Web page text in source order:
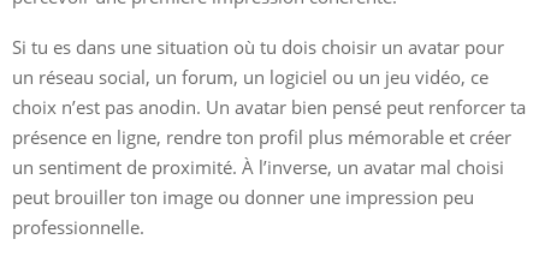
Si tu es dans une situation où tu dois choisir un avatar pour
un réseau social, un forum, un logiciel ou un jeu vidéo, ce
choix n’est pas anodin. Un avatar bien pensé peut renforcer ta
présence en ligne, rendre ton profil plus mémorable et créer
un sentiment de proximité. À l’inverse, un avatar mal choisi
peut brouiller ton image ou donner une impression peu
professionnelle.